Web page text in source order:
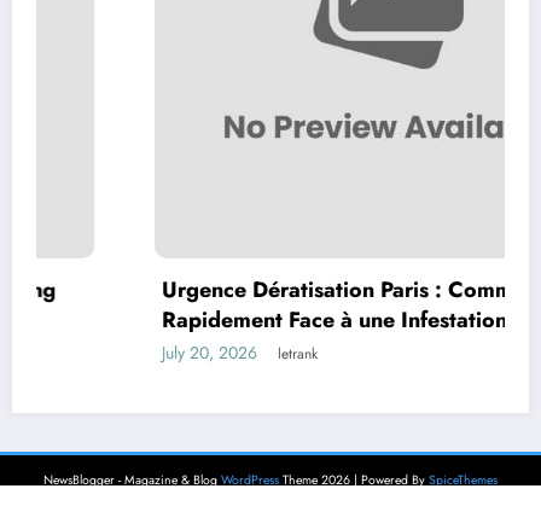
Urgence Dératisation Paris : Comment Agir
Rapidement Face à une Infestation de
Rongeurs
July 20, 2026 letrank
NewsBlogger - Magazine & Blog WordPress Theme 2026 | Powered By SpiceThemes